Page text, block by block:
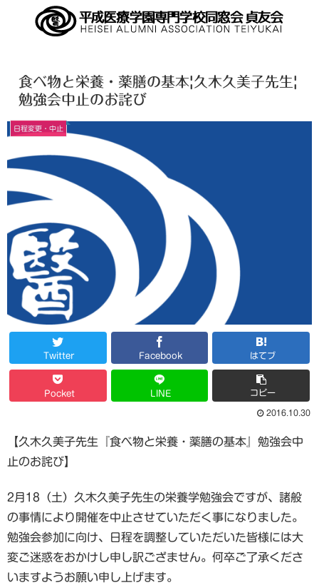
食べ物と栄養・薬膳の基本|久木久美子先生|
勉強会中止のお詫び
日程変更・中止
Twitter Facebook はてブ
Pocket LINE コピー
2016.10.30
【久木久美子先生『食べ物と栄養・薬膳の基本』勉強会中
止のお詫び】
2月18（土）久木久美子先生の栄養学勉強会ですが、諸般
の事情により開催を中止させていただく事になりました。
勉強会参加に向け、日程を調整していただいた皆様には大
変ご迷惑をおかけし申し訳ござません。何卒ご了承くださ
いますようお願い申し上げます。